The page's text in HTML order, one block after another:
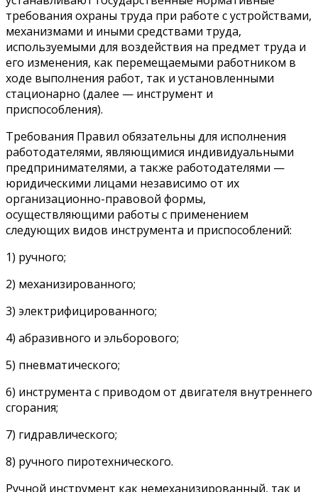
требования охраны труда при работе с устройствами,
механизмами и иными средствами труда,
используемыми для воздействия на предмет труда и
его изменения, как перемещаемыми работником в
ходе выполнения работ, так и установленными
стационарно (далее — инструмент и
приспособления).
Требования Правил обязательны для исполнения
работодателями, являющимися индивидуальными
предпринимателями, а также работодателями —
юридическими лицами независимо от их
организационно-правовой формы,
осуществляющими работы с применением
следующих видов инструмента и приспособлений:
1) ручного;
2) механизированного;
3) электрифицированного;
4) абразивного и эльборового;
5) пневматического;
6) инструмента с приводом от двигателя внутреннего
сгорания;
7) гидравлического;
8) ручного пиротехнического.
Ручной инструмент как немеханизированный, так и